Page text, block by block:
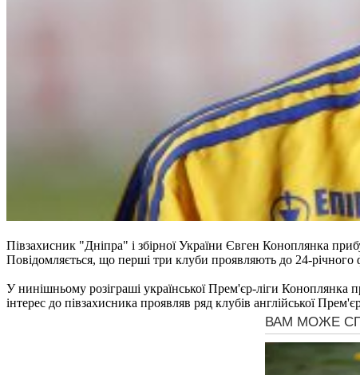
Півзахисник "Дніпра" і збірної України Євген Коноплянка
Повідомляється, що перші три клуби проявляють до 24-річного
У нинішньому розіграші української Прем'єр-ліги Коноплянка
інтерес до півзахисника проявляв ряд клубів англійської